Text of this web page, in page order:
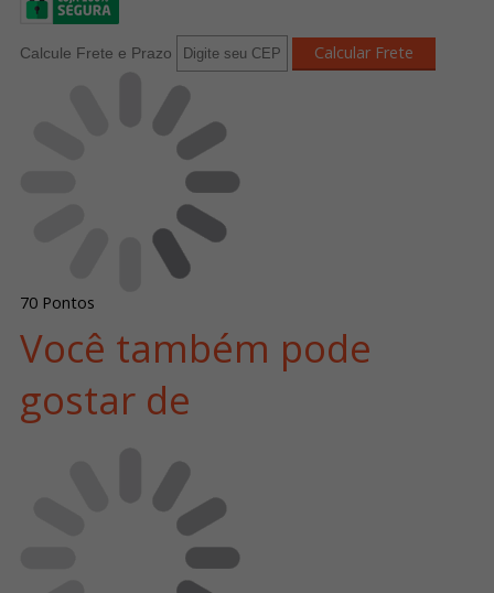
Calcule Frete e Prazo
70 Pontos
Você também pode
gostar de